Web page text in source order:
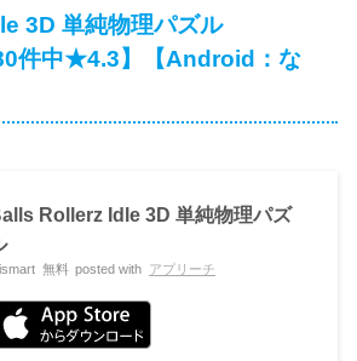
3D 単純物理パズル
件中★4.3】【Android：な
Rollerz Idle 3D 単純物理パズ
無料 posted with アプリーチ